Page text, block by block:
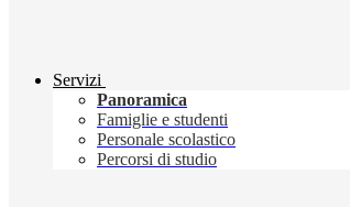
Servizi
Panoramica
Famiglie e studenti
Personale scolastico
Percorsi di studio